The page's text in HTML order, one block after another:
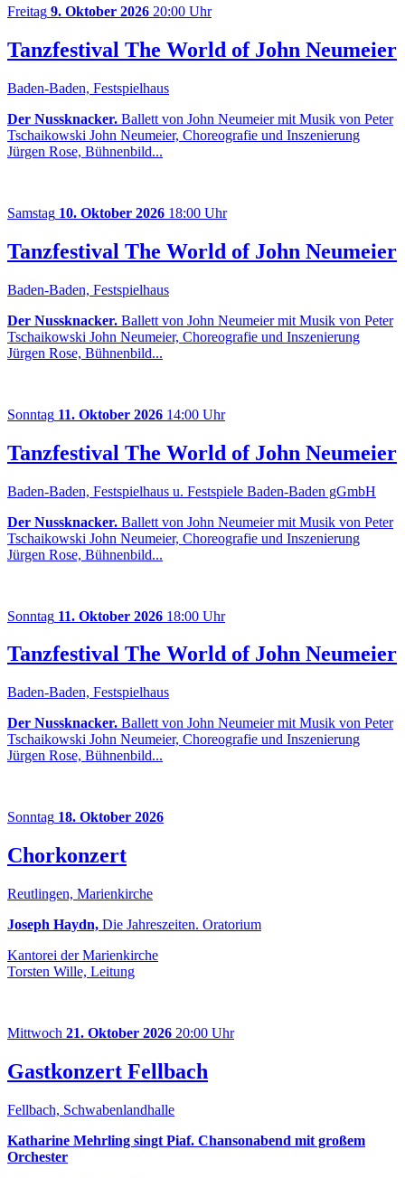
Freitag 9. Oktober 2026 20:00 Uhr
Tanzfestival The World of John Neumeier
Baden-Baden, Festspielhaus
Der Nussknacker. Ballett von John Neumeier mit Musik von Peter
Tschaikowski John Neumeier, Choreografie und Inszenierung
Jürgen Rose, Bühnenbild...
Samstag 10. Oktober 2026 18:00 Uhr
Tanzfestival The World of John Neumeier
Baden-Baden, Festspielhaus
Der Nussknacker. Ballett von John Neumeier mit Musik von Peter
Tschaikowski John Neumeier, Choreografie und Inszenierung
Jürgen Rose, Bühnenbild...
Sonntag 11. Oktober 2026 14:00 Uhr
Tanzfestival The World of John Neumeier
Baden-Baden, Festspielhaus u. Festspiele Baden-Baden gGmbH
Der Nussknacker. Ballett von John Neumeier mit Musik von Peter
Tschaikowski John Neumeier, Choreografie und Inszenierung
Jürgen Rose, Bühnenbild...
Sonntag 11. Oktober 2026 18:00 Uhr
Tanzfestival The World of John Neumeier
Baden-Baden, Festspielhaus
Der Nussknacker. Ballett von John Neumeier mit Musik von Peter
Tschaikowski John Neumeier, Choreografie und Inszenierung
Jürgen Rose, Bühnenbild...
Sonntag 18. Oktober 2026
Chorkonzert
Reutlingen, Marienkirche
Joseph Haydn, Die Jahreszeiten. Oratorium
Kantorei der Marienkirche
Torsten Wille, Leitung
Mittwoch 21. Oktober 2026 20:00 Uhr
Gastkonzert Fellbach
Fellbach, Schwabenlandhalle
Katharine Mehrling singt Piaf. Chansonabend mit großem
Orchester